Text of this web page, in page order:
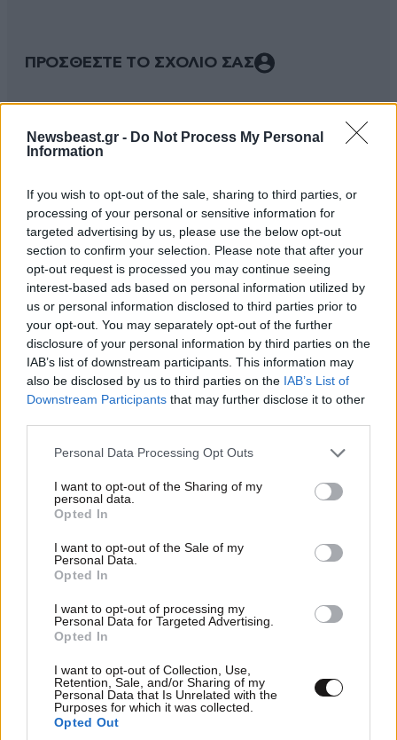
Newsbeast.gr - Do Not Process My Personal
Information
If you wish to opt-out of the sale, sharing to third parties, or
processing of your personal or sensitive information for
targeted advertising by us, please use the below opt-out
section to confirm your selection. Please note that after your
opt-out request is processed you may continue seeing
interest-based ads based on personal information utilized by
us or personal information disclosed to third parties prior to
your opt-out. You may separately opt-out of the further
disclosure of your personal information by third parties on the
IAB’s list of downstream participants. This information may
also be disclosed by us to third parties on the IAB’s List of
Downstream Participants that may further disclose it to other
Please note that this website/app uses one or more Google
not limited to your visit or usage behaviour. You may click to
grant or deny consent to Google and its third-party tags to
use your data for below specified purposes in below Google
consent section.
Personal Data Processing Opt Outs
I want to opt-out of the Sharing of my
personal data.
Opted In
I want to opt-out of the Sale of my
Personal Data.
Opted In
I want to opt-out of processing my
Personal Data for Targeted Advertising.
Opted In
I want to opt-out of Collection, Use,
Retention, Sale, and/or Sharing of my
Personal Data that Is Unrelated with the
Purposes for which it was collected.
Opted Out
ΠΡΟΣΘΕΣΤΕ ΤΟ ΣΧΟΛΙΟ ΣΑΣ
Xαρακτήρες: 0/1000
Διαβάστε και ακολουθήστε τους κανόνες σχολιασμού
ΠΡΟΣΘΗΚΗ
699δολ…..από Αυστραλία…..ΕΔΩ ΓΙΑΤΙ 979;;;;;;;;;
Απαντήστε
Λίγο παραπάνω κέρδος
(πέραν του νόμιμου κέρδους) και λιγοι
παραπάνω φόροι ανεβάζουν την τιμή του. Στα
ιντερνετομάγαζα είναι πιο φθηνό.
Απαντήστε